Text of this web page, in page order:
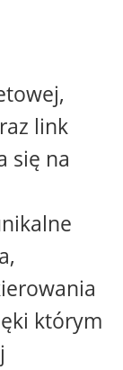
link
się na
którym